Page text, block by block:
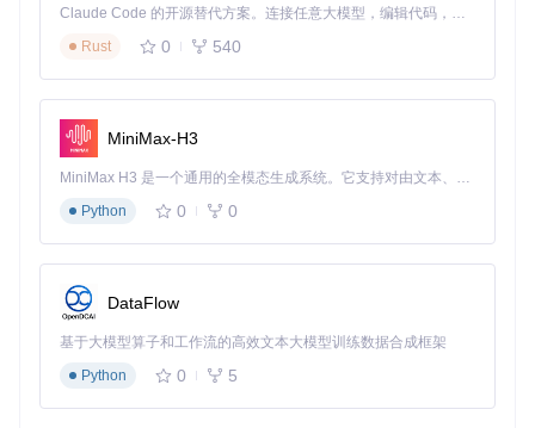
如果你希望提升你的系统设计和架构能力，或者正在寻找一种
wesome CQRS and Event Sourcing"是你不容错过的选择。
让我们一起探索这个充满无限可能的世界，解锁更高效、更有
弹性的软件开发之道！
Claude Code 的开源替代方案。连接任意大模型，编辑代码，运行命令，自动验证 — 全自动执行。用 Rust 构建，极致性能。 ｜ An open-source alternative to Claude Code. Connect any LLM, edit code, run commands, and verify changes — autonomously. Built in Rust for speed. Get Started
Rust
0 540
MiniMax-H3
MiniMax H3 是一个通用的全模态生成系统。它支持对由文本、图像、视频和音频组成的多模态上下文进行统一理解，并能生成分辨率高达 2K、时长可达 15 秒的带原生立体声音频的视频。得益于面向任务泛化的系统设计，H3 在预训练阶段就已具备广泛的多模态上下文理解与生成能力，能够出色地执行复杂的多模态指令。
Python
0 0
DataFlow
基于大模型算子和工作流的高效文本大模型训练数据合成框架
Python
0 5